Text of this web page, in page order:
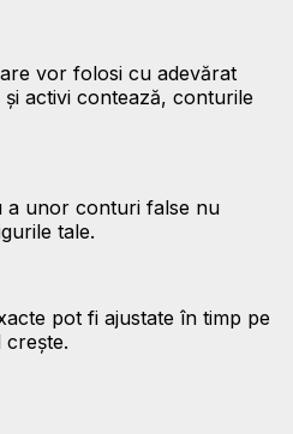
vor folosi cu adevărat
activi contează, conturile
a unor conturi false nu
tale.
pot fi ajustate în timp pe
crește.